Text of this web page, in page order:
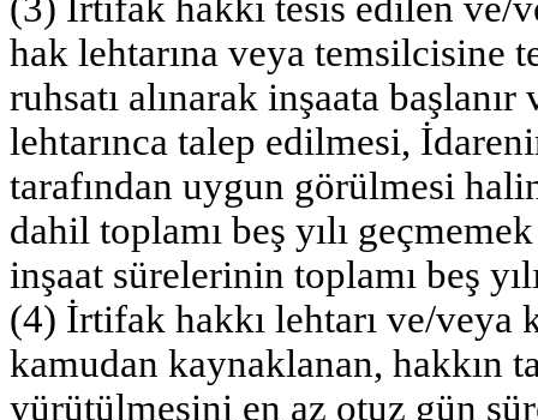
(3) İrtifak hakkı tesis edilen ve/
hak lehtarına veya temsilcisine
ruhsatı alınarak inşaata
lehtarınca talep edilmesi,
tarafından uygun görülmesi
dahil toplamı beş yılı
inşaat sürelerinin toplamı beş
(4) İrtifak hakkı lehtarı ve/veya
kamudan kaynaklanan, hakkın
yürütülmesini en az otuz gün